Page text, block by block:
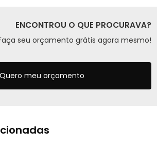
ENCONTROU O QUE PROCURAVA?
seu orçamento grátis agora mesmo!
Quero meu orçamento